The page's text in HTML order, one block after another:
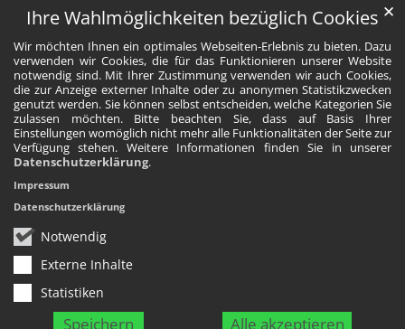
Ihre Wahlmöglichkeiten bezüglich Cookies
Wir möchten Ihnen ein optimales Webseiten-Erlebnis zu bieten. Dazu
verwenden wir Cookies, die für das Funktionieren unserer Website
notwendig sind. Mit Ihrer Zustimmung verwenden wir auch Cookies,
die zur Anzeige externer Inhalte oder zu anonymen Statistikzwecken
genutzt werden. Sie können selbst entscheiden, welche Kategorien Sie
zulassen möchten. Bitte beachten Sie, dass auf Basis Ihrer
Einstellungen womöglich nicht mehr alle Funktionalitäten der Seite zur
Verfügung stehen. Weitere Informationen finden Sie in unserer
Datenschutzerklärung.
Notwendig
Externe Inhalte
Statistiken
Speichern Alle akzeptieren
✕
Impressum
Datenschutzerklärung